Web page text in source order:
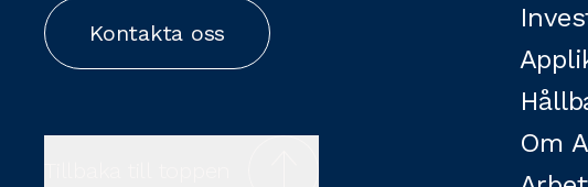
Kontakta oss
Om